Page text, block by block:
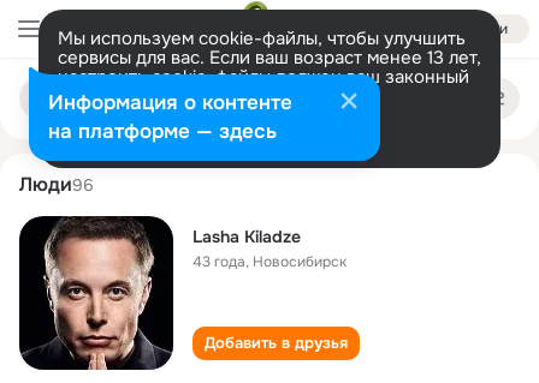
Войти
Мы используем cookie-файлы, чтобы улучшить
сервисы для вас. Если ваш возраст менее 13 лет,
настроить cookie-файлы должен ваш законный
представитель. Больше информации
Разрешить все Настроить
Поиск
людям
lasha kiladze
Люди96
Lasha Kiladze
43 года, Новосибирск
Добавить в друзья
Информация о контенте
на платформе — здесь